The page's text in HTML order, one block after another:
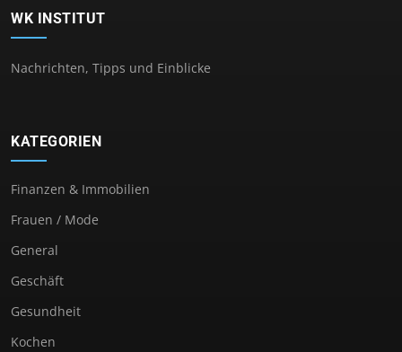
WK INSTITUT
Nachrichten, Tipps und Einblicke
KATEGORIEN
Finanzen & Immobilien
Frauen / Mode
General
Geschäft
Gesundheit
Kochen